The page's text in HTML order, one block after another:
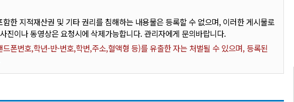
한 지적재산권 및 기타 권리를 침해하는 내용물은 등록할 수 없으며, 이러한 게시물로
이나 동영상은 요청시에 삭제가능합니다. 관리자에게 문의바랍니다.
폰번호,학년-반-번호,학번,주소,혈액형 등)를 유출한 자는 처벌될 수 있으며, 등록된